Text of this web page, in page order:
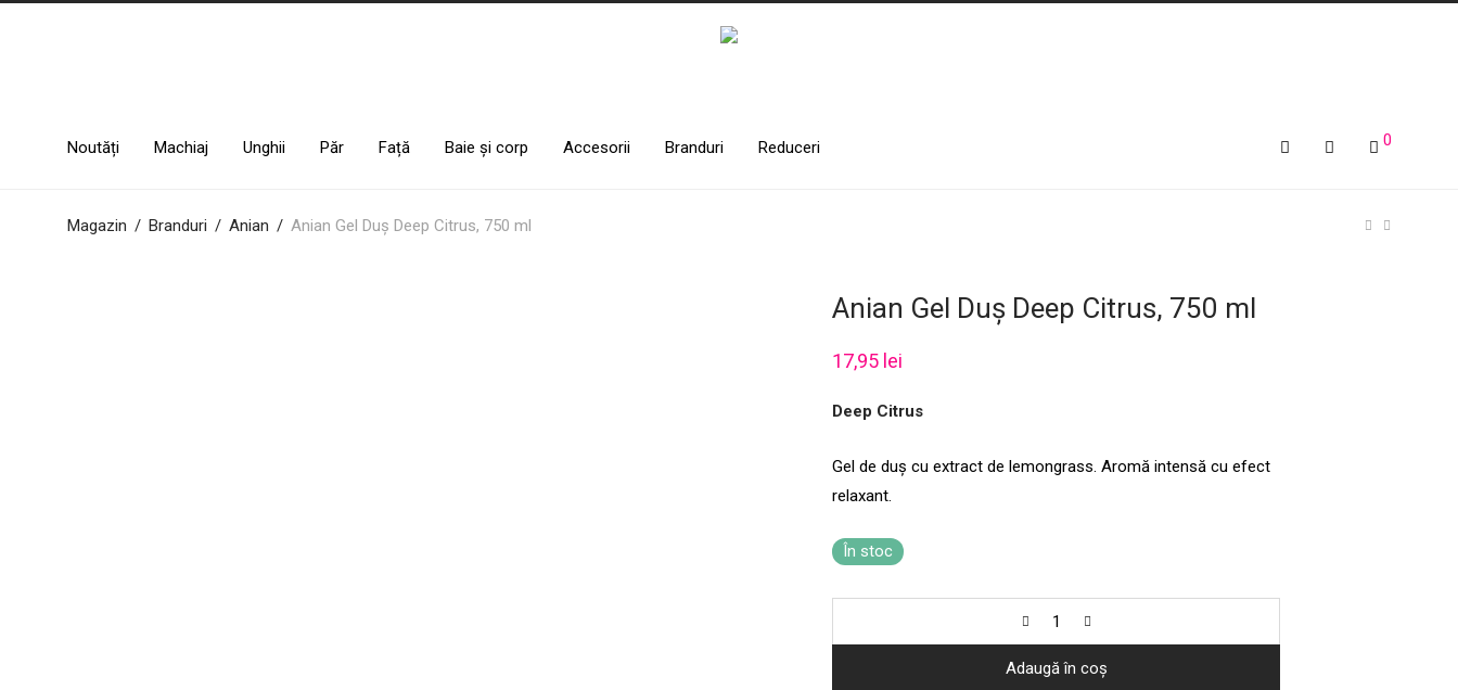
Noutăți Machiaj Unghii Păr Față Baie și corp Accesorii Branduri Reduceri 0
Magazin / Branduri / Anian / Anian Gel Duș Deep Citrus, 750 ml
Anian Gel Duș Deep Citrus, 750 ml
17,95 lei
Deep Citrus
Gel de duș cu extract de lemongrass. Aromă intensă cu efect
relaxant.
În stoc
Adaugă în coș